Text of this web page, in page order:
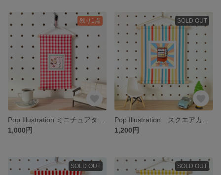
残り1点
1,000円
SOLD OUT
1,200円
SOLD OUT SOLD OUT